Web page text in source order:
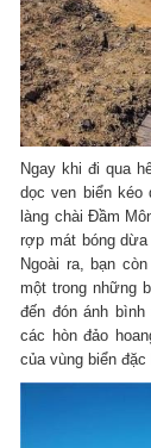
Ngay khi đi qua
dọc ven biển
làng chài Đầm
rợp mát bóng
Ngoài ra, bạn
một trong những
đến đón ánh
các hòn đảo
của vùng biển đặc